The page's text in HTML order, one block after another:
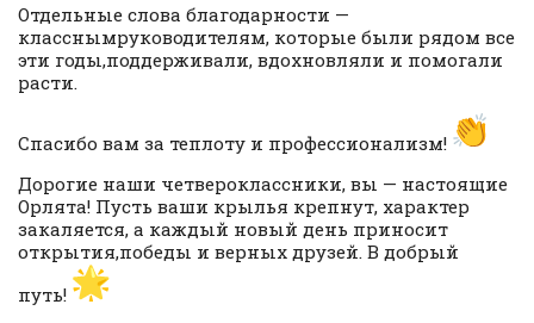
Отдельные слова благодарности —
класснымруководителям, которые были рядом все
эти годы,поддерживали, вдохновляли и помогали
расти.
Спасибо вам за теплоту и профессионализм!
Дорогие наши четвероклассники, вы — настоящие
Орлята! Пусть ваши крылья крепнут, характер
закаляется, а каждый новый день приносит
открытия,победы и верных друзей. В добрый
путь!